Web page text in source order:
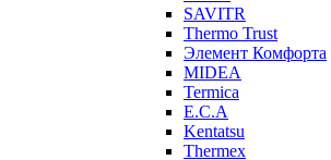
SAVITR
Thermo Trust
Элемент Комфорта
MIDEA
Termica
E.C.A
Kentatsu
Thermex